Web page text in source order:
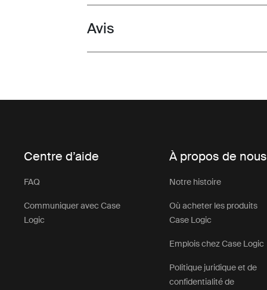
Toggle overview
Avis
Centre d’aide
FAQ
Communiquer avec Case
Logic
À propos de nous
Notre histoire
Où acheter les produits
Case Logic
Emplois chez Case Logic
Politique juridique et de
confidentialité de